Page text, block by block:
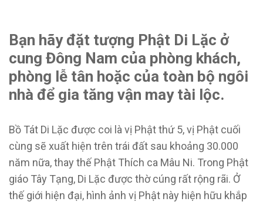
Bạn hãy đặt tượng Phật Di Lặc ở
cung Đông Nam của phòng khách,
phòng lễ tân hoặc của toàn bộ ngôi
nhà để gia tăng vận may tài lộc.
Bồ Tát Di Lặc được coi là vị Phật thứ 5, vị Phật cuối
cùng sẽ xuất hiện trên trái đất sau khoảng 30.000
năm nữa, thay thế Phật Thích ca Mâu Ni. Trong Phật
giáo Tây Tạng, Di Lặc được thờ cúng rất rộng rãi. Ở
thế giới hiện đại, hình ảnh vị Phật này hiện hữu khắp